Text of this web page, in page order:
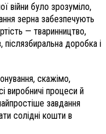
війни було зрозуміло,
зерна забезпечують
— тваринництво,
післязбиральна доробка і
скажімо,
виробничі процеси й
завдання
солідні кошти в